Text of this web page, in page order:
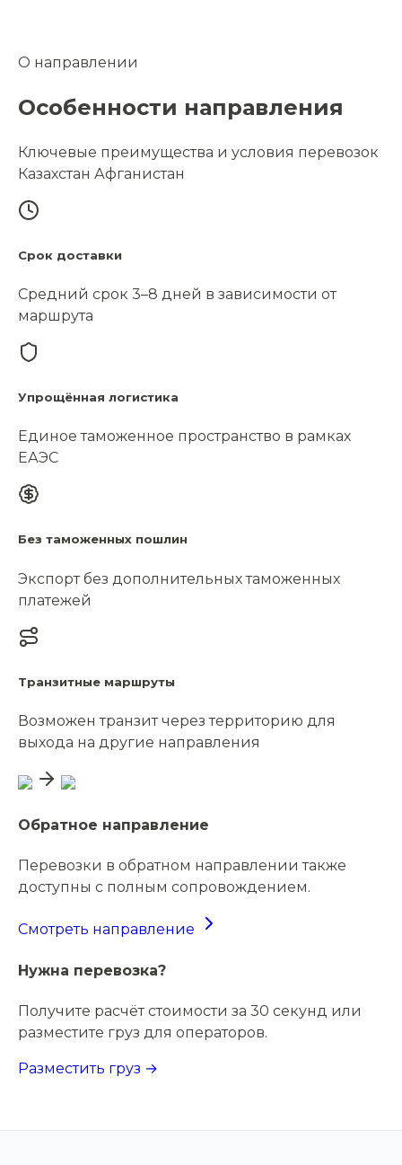
О направлении
Особенности направления
Ключевые преимущества и условия перевозок
Казахстан Афганистан
Срок доставки
Средний срок 3–8 дней в зависимости от
маршрута
Упрощённая логистика
Единое таможенное пространство в рамках
ЕАЭС
Без таможенных пошлин
Экспорт без дополнительных таможенных
платежей
Транзитные маршруты
Возможен транзит через территорию для
выхода на другие направления
Обратное направление
Перевозки в обратном направлении также
доступны с полным сопровождением.
Смотреть направление
Нужна перевозка?
Получите расчёт стоимости за 30 секунд или
разместите груз для операторов.
Разместить груз →